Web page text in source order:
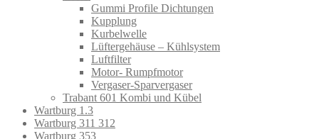
Gummi Profile Dichtungen
Kupplung
Kurbelwelle
Lüftergehäuse – Kühlsystem
Luftfilter
Motor- Rumpfmotor
Vergaser-Sparvergaser
Trabant 601 Kombi und Kübel
Wartburg 1.3
Wartburg 311 312
Wartburg 353